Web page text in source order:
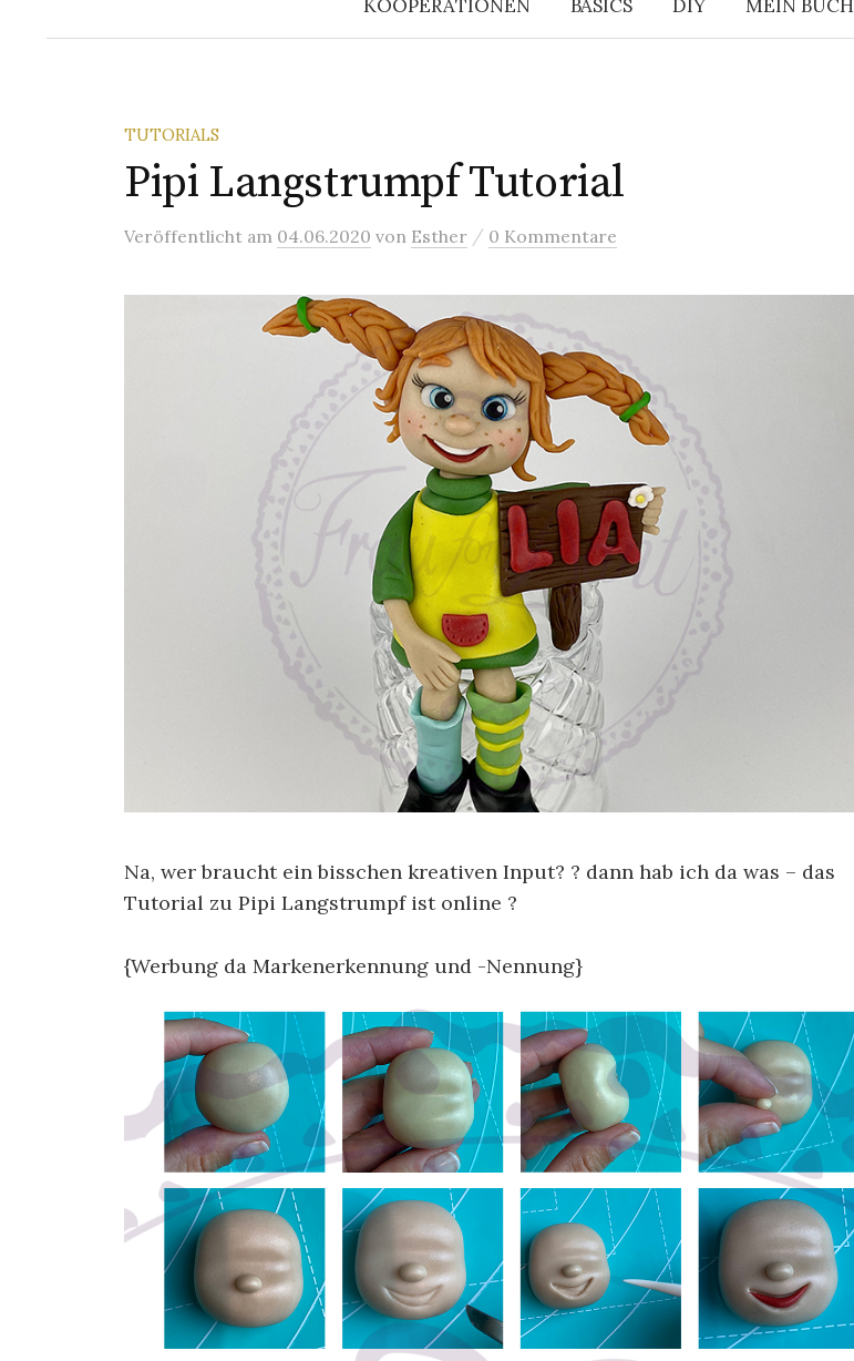
KOOPERATIONEN BASICS DIY MEIN BUCH
TUTORIALS
Pipi Langstrumpf Tutorial
Veröffentlicht am 04.06.2020 von Esther / 0 Kommentare
Na, wer braucht ein bisschen kreativen Input? ? dann hab ich da was – das
Tutorial zu Pipi Langstrumpf ist online ?
{Werbung da Markenerkennung und -Nennung}